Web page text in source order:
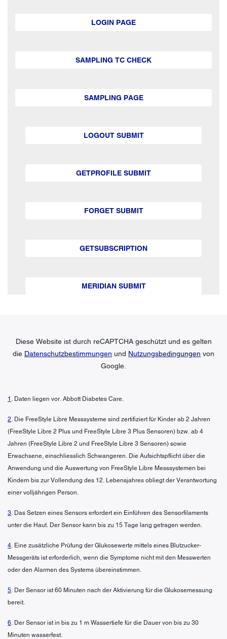
LOGIN PAGE
SAMPLING TC CHECK
SAMPLING PAGE
LOGOUT SUBMIT
GETPROFILE SUBMIT
FORGET SUBMIT
GETSUBSCRIPTION
MERIDIAN SUBMIT
Diese Website ist durch reCAPTCHA geschützt und es gelten
die Datenschutzbestimmungen und Nutzungsbedingungen von
Google.
1 . Daten liegen vor. Abbott Diabetes Care.
2. Die FreeStyle Libre Messsysteme sind zertifiziert für Kinder ab 2 Jahren
(FreeStyle Libre 2 Plus und FreeStyle Libre 3 Plus Sensoren) bzw. ab 4
Jahren (FreeStyle Libre 2 und FreeStyle Libre 3 Sensoren) sowie
Erwachsene, einschliesslich Schwangeren. Die Aufsichtspflicht über die
Anwendung und die Auswertung von FreeStyle Libre Messsystemen bei
Kindern bis zur Vollendung des 12. Lebensjahres obliegt der Verantwortung
einer volljährigen Person.
3. Das Setzen eines Sensors erfordert ein Einführen des Sensorfilaments
unter die Haut. Der Sensor kann bis zu 15 Tage lang getragen werden.
4. Eine zusätzliche Prüfung der Glukosewerte mittels eines Blutzucker-
Messgeräts ist erforderlich, wenn die Symptome nicht mit den Messwerten
oder den Alarmen des Systems übereinstimmen.
5. Der Sensor ist 60 Minuten nach der Aktivierung für die Glukosemessung
bereit.
6. Der Sensor ist in bis zu 1 m Wassertiefe für die Dauer von bis zu 30
Minuten wasserfest.